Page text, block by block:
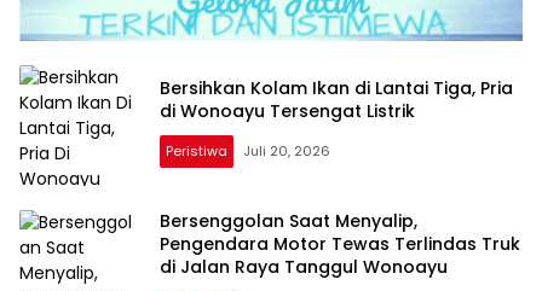
Bersihkan Kolam Ikan di Lantai Tiga, Pria
di Wonoayu Tersengat Listrik
Peristiwa Juli 20, 2026
Bersenggolan Saat Menyalip,
Pengendara Motor Tewas Terlindas Truk
di Jalan Raya Tanggul Wonoayu